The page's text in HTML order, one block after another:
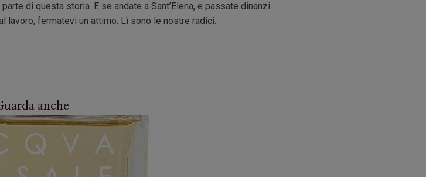
di questa storia. E se andate a Sant’Elena, e passate dinanzi
lavoro, fermatevi un attimo. Lì sono le nostre radici.
anche